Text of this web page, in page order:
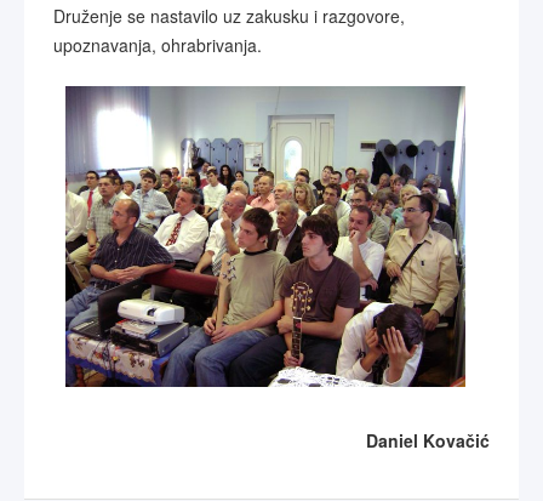
Druženje se nastavilo uz zakusku i razgovore,
upoznavanja, ohrabrivanja.
Daniel Kovačić